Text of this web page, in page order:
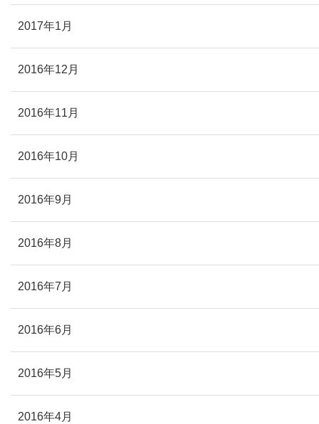
2017年1月
2016年12月
2016年11月
2016年10月
2016年9月
2016年8月
2016年7月
2016年6月
2016年5月
2016年4月